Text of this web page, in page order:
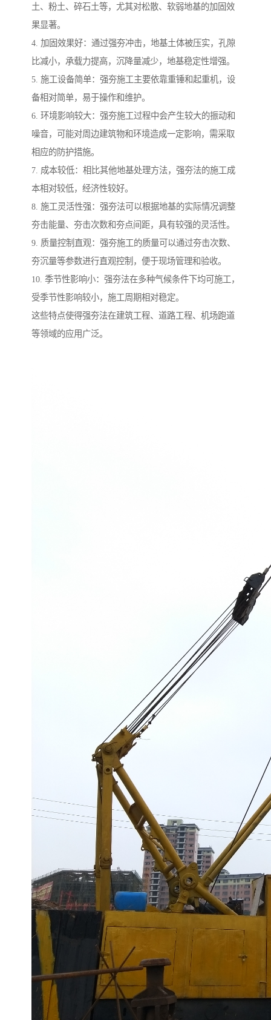
土、粉土、碎石土等，尤其对松散、软弱地基的加固效
果显著。
4. 加固效果好：通过强夯冲击，地基土体被压实，孔隙
比减小，承载力提高，沉降量减少，地基稳定性增强。
5. 施工设备简单：强夯施工主要依靠重锤和起重机，设
备相对简单，易于操作和维护。
6. 环境影响较大：强夯施工过程中会产生较大的振动和
噪音，可能对周边建筑物和环境造成一定影响，需采取
相应的防护措施。
7. 成本较低：相比其他地基处理方法，强夯法的施工成
本相对较低，经济性较好。
8. 施工灵活性强：强夯法可以根据地基的实际情况调整
夯击能量、夯击次数和夯点间距，具有较强的灵活性。
9. 质量控制直观：强夯施工的质量可以通过夯击次数、
夯沉量等参数进行直观控制，便于现场管理和验收。
10. 季节性影响小：强夯法在多种气候条件下均可施工，
受季节性影响较小，施工周期相对稳定。
这些特点使得强夯法在建筑工程、道路工程、机场跑道
等领域的应用广泛。